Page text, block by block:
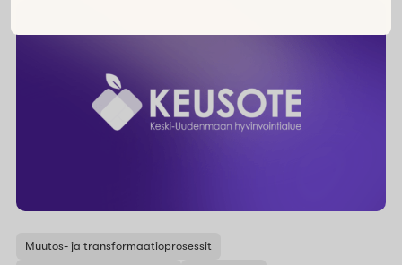
Muutos- ja transformaatioprosessit